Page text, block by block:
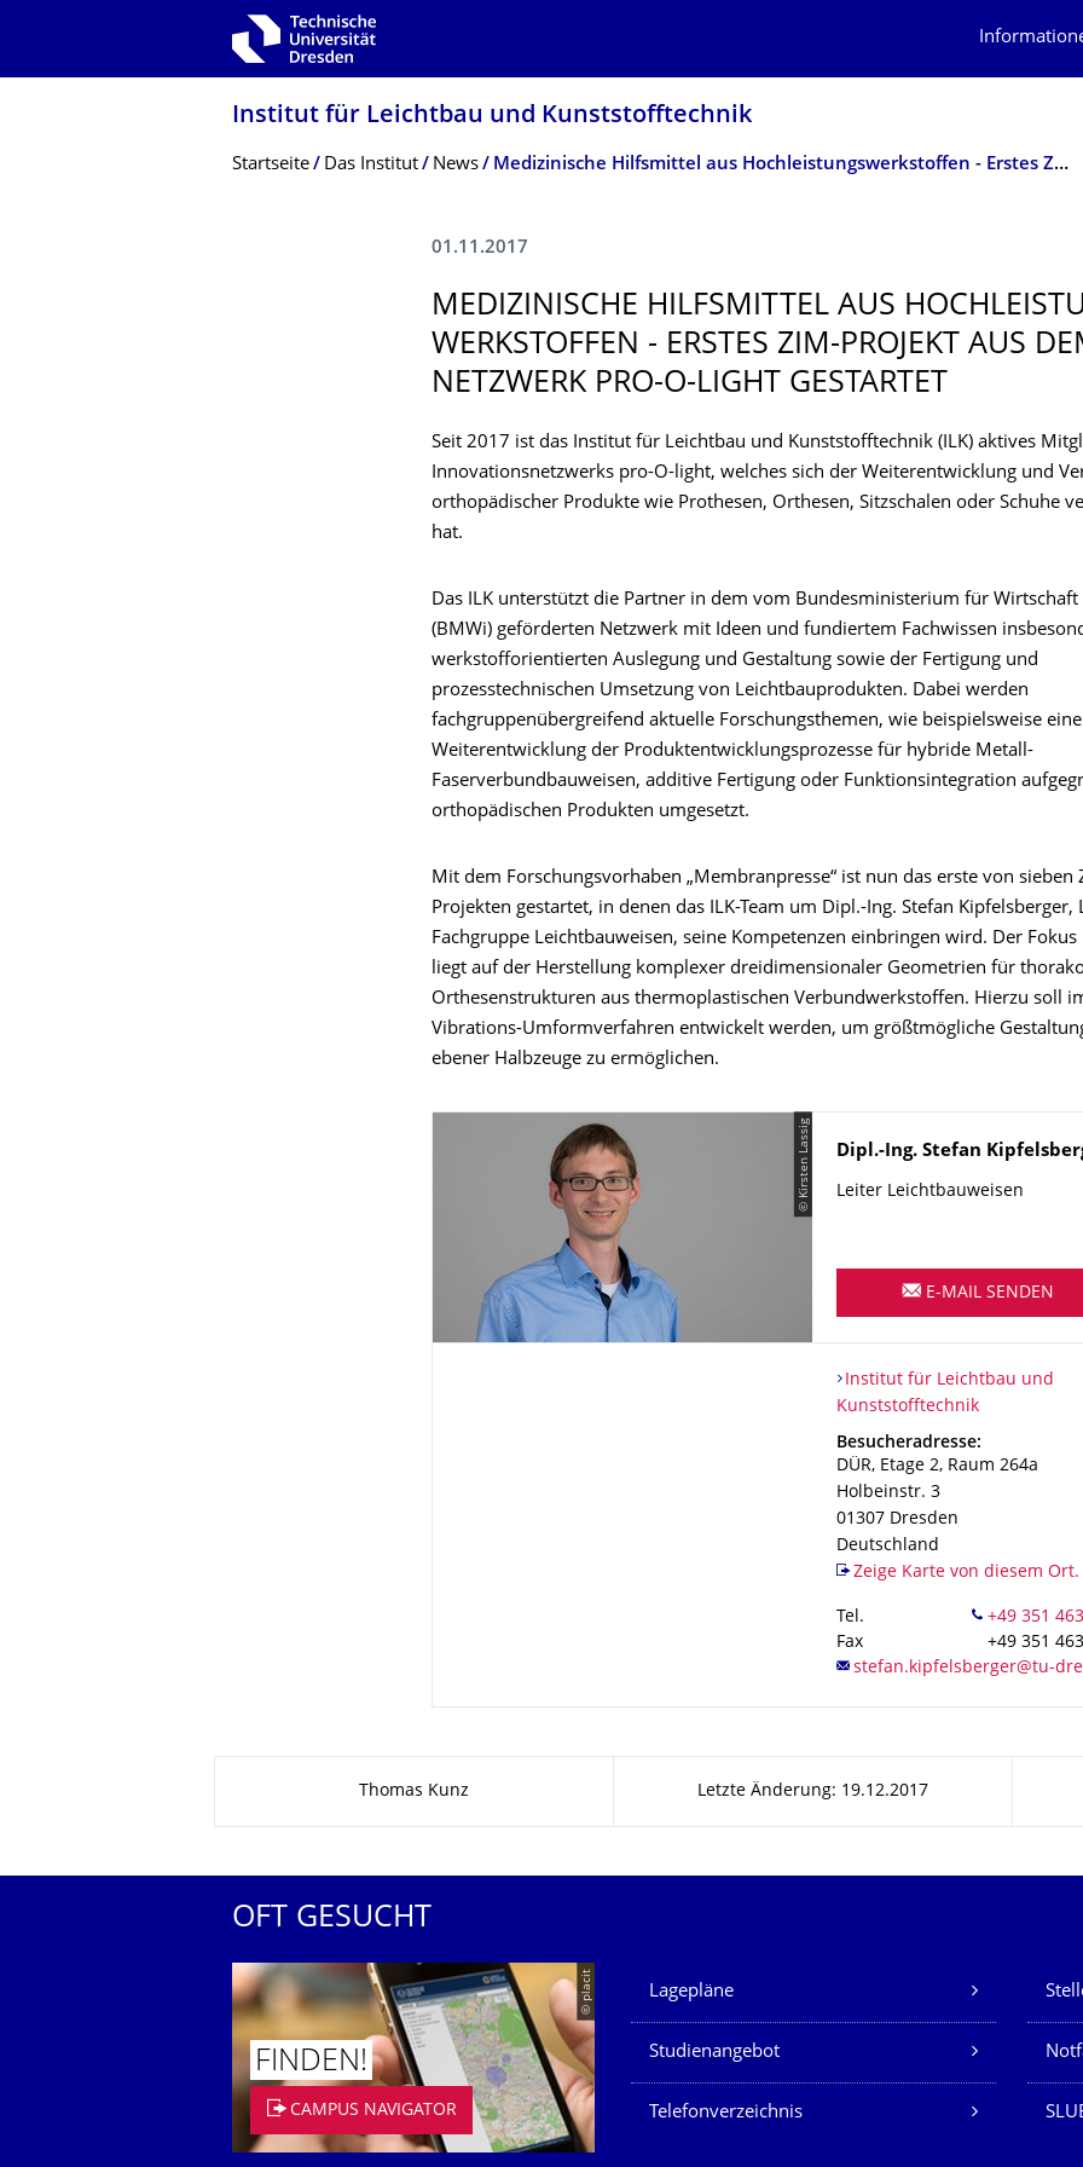
Zur Hauptnavigation springen
Institut für Leichtbau und Kunststofftechnik
Breadcrumb-Menü
Startseite Das Institut News Medizinische Hilfsmittel aus Hochleistungswerkstoffen - Erstes ZIM-Projekt aus dem Netzwerk Pro-O-Light gestartet
01.11.2017
MEDIZINISCHE HILFSMITTEL AUS
WERKSTOFFEN - ERSTES ZIM-PROJEKT AUS
NETZWERK PRO-O-LIGHT GESTARTET
Seit 2017 ist das Institut für Leichtbau und Kunststofftechnik (ILK) aktives
Innovationsnetzwerks pro-O-light, welches sich der Weiterentwicklung und
orthopädischer Produkte wie Prothesen, Orthesen, Sitzschalen oder Schuhe
hat.
Das ILK unterstützt die Partner in dem vom Bundesministerium für Wirtschaft
(BMWi) geförderten Netzwerk mit Ideen und fundiertem Fachwissen
werkstofforientierten Auslegung und Gestaltung sowie der Fertigung und
prozesstechnischen Umsetzung von Leichtbauprodukten. Dabei werden
fachgruppenübergreifend aktuelle Forschungsthemen, wie beispielsweise eine
Weiterentwicklung der Produktentwicklungsprozesse für hybride Metall-
Faserverbundbauweisen, additive Fertigung oder Funktionsintegration
orthopädischen Produkten umgesetzt.
Mit dem Forschungsvorhaben „Membranpresse“ ist nun das erste von sieben
Projekten gestartet, in denen das ILK-Team um Dipl.-Ing. Stefan Kipfelsberger,
Fachgruppe Leichtbauweisen, seine Kompetenzen einbringen wird. Der
liegt auf der Herstellung komplexer dreidimensionaler Geometrien für
Orthesenstrukturen aus thermoplastischen Verbundwerkstoffen. Hierzu soll
Vibrations-Umformverfahren entwickelt werden, um größtmögliche
ebener Halbzeuge zu ermöglichen.
© Kirsten Lassig Name
Dipl.-Ing. Stefan
Leiter Leichtbauweisen
E-MAIL SENDEN
Organisationsname
Institut für Leichtbau und
Institut für Leichtbau und
Kunststofftechnik
Adresse
Besucheradresse:
DÜR, Etage 2, Raum 264a
Holbeinstr. 3
01307 Dresden
Deutschland
Zeige Karte von diesem Ort.
Tel.
Fax
+49 351
Thomas Kunz Letzte Änderung: 19.12.2017
OFT GESUCHT
© placit
FINDEN!
CAMPUS NAVIGATOR
Unsere Dienste
Lagepläne
Studienangebot
Telefonverzeichnis